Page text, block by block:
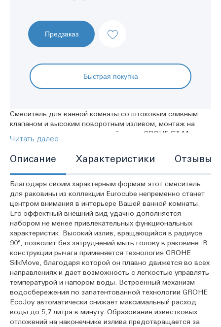
Предзаказ
Быстрая покупка
Смеситель для ванной комнаты со штоковым сливным
клапаном и высоким поворотным изливом, монтаж на
одно отверстие, металлический рычаг, GROHE SilkMove
керамический картридж 28 мм, ограничитель температуры,
GROHE Water Saving Технология совершенного потока
при уменьшенном расходе воды, аэратор с функцией
SpeedClean, GROHE FastFixation Plus Система монтажа.
Читать далее...
Описание
Благодаря своим характерным формам этот смеситель
для раковины из коллекции Eurocube непременно станет
центром внимания в интерьере Вашей ванной комнаты.
Его эффектный внешний вид удачно дополняется
набором не менее привлекательных функциональных
характеристик. Высокий излив, вращающийся в радиусе
90°, позволит без затруднений мыть голову в раковине. В
конструкции рычага применяется технология GROHE
SilkMove, благодаря которой он плавно движется во всех
направлениях и дает возможность с легкостью управлять
температурой и напором воды. Встроенный механизм
водосбережения по запатентованной технологии GROHE
EcoJoy автоматически снижает максимальный расход
воды до 5,7 литра в минуту. Образование известковых
отложений на наконечнике излива предотвращается за
Характеристики Отзывы